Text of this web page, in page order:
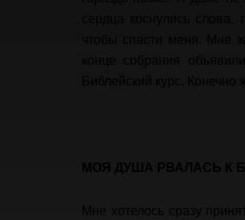
Мне хотелось сразу